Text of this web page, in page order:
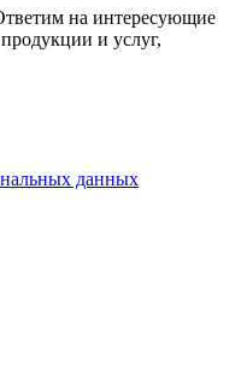
на интересующие
и услуг,
данных